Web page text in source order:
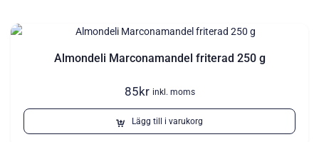
Almondeli Marconamandel friterad 250 g
85kr inkl. moms
Lägg till i varukorg